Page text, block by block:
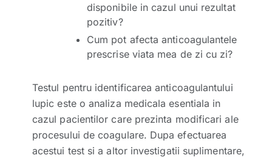
disponibile in cazul unui rezultat
pozitiv?
Cum pot afecta anticoagulantele
prescrise viata mea de zi cu zi?
Testul pentru identificarea anticoagulantului
lupic este o analiza medicala esentiala in
cazul pacientilor care prezinta modificari ale
procesului de coagulare. Dupa efectuarea
acestui test si a altor investigatii suplimentare,